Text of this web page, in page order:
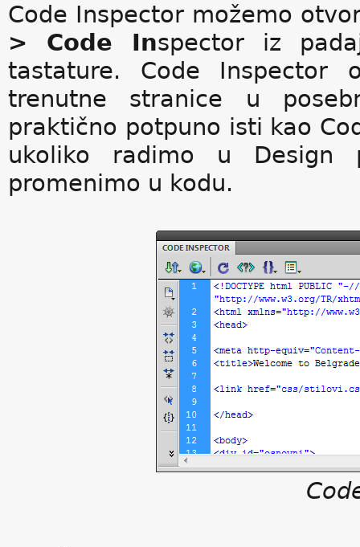
Code Inspector možemo
> Code Inspector iz
tastature. Code Inspector
trenutne stranice u
praktično potpuno isti kao
ukoliko radimo u
promenimo u kodu.